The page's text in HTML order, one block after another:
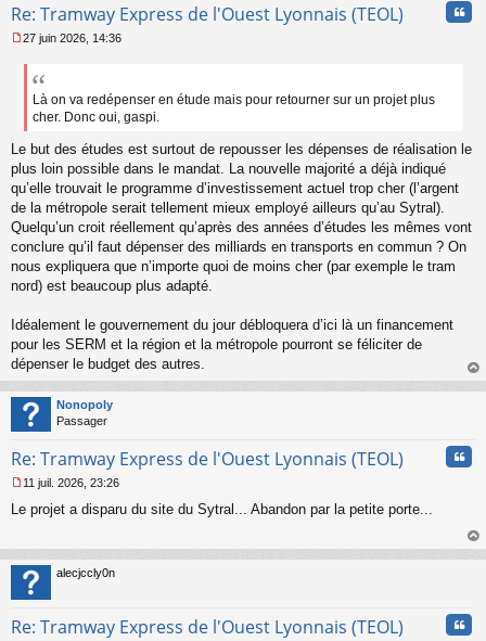
Re: Tramway Express de l'Ouest Lyonnais (TEOL)
e
g
e
n
o
n
l
u
27 juin 2026, 14:36
Là on va redépenser en étude mais pour retourner sur un projet plus
cher. Donc oui, gaspi.
Le but des études est surtout de repousser les dépenses de réalisation le
plus loin possible dans le mandat. La nouvelle majorité a déjà indiqué
qu’elle trouvait le programme d’investissement actuel trop cher (l’argent
de la métropole serait tellement mieux employé ailleurs qu’au Sytral).
Quelqu’un croit réellement qu’après des années d’études les mêmes vont
conclure qu’il faut dépenser des milliards en transports en commun ? On
nous expliquera que n’importe quoi de moins cher (par exemple le tram
nord) est beaucoup plus adapté.
Idéalement le gouvernement du jour débloquera d’ici là un financement
pour les SERM et la région et la métropole pourront se féliciter de
dépenser le budget des autres.
au
Nonopoly
Passager
Re: Tramway Express de l'Ouest Lyonnais (TEOL)
e
a
g
e
o
11 juil. 2026, 23:26
Le projet a disparu du site du Sytral... Abandon par la petite porte...
au
alecjccly0n
Re: Tramway Express de l'Ouest Lyonnais (TEOL)